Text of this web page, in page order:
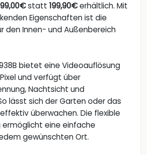
99,00€statt 199,90€erhältlich. Mit
Eigenschaften ist die
den Innen- und Außenbereich
bietet eine Videoauflösung
Pixel und verfügt über
Nachtsicht und
lässt sich der Garten oder das
überwachen. Die flexible
eine einfache
gewünschten Ort.